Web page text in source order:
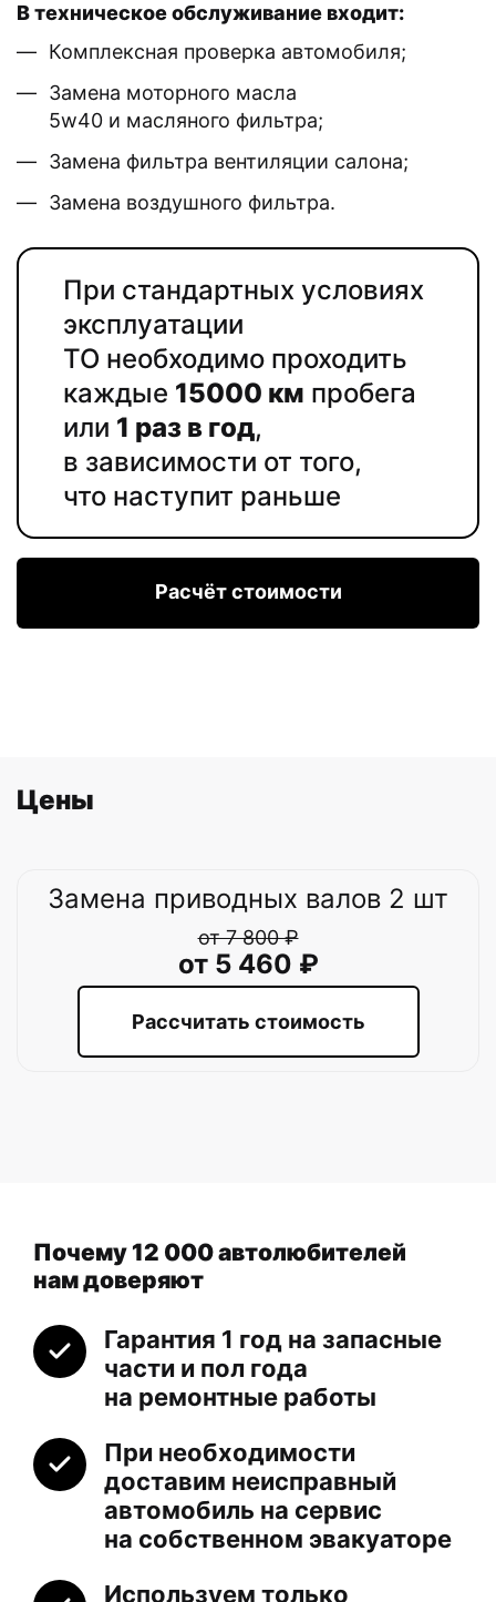
В техническое обслуживание входит:
Комплексная проверка автомобиля;
Замена моторного масла
5w40 и масляного фильтра;
Замена фильтра вентиляции салона;
Замена воздушного фильтра.
При стандартных условиях
эксплуатации
ТО необходимо проходить
каждые 15000 км пробега
или 1 раз в год,
в зависимости от того,
что наступит раньше
Расчёт стоимости
Цены
Замена приводных валов 2 шт
от 7 800 ₽
от 5 460 ₽
Рассчитать стоимость
Почему 12 000 автолюбителей
нам доверяют
Гарантия 1 год на запасные
части и пол года
на ремонтные работы
При необходимости
доставим неисправный
автомобиль на сервис
на собственном эвакуаторе
Используем только